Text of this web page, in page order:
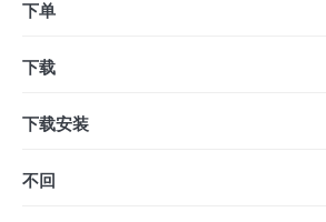
下单
下载
下载安装
不回